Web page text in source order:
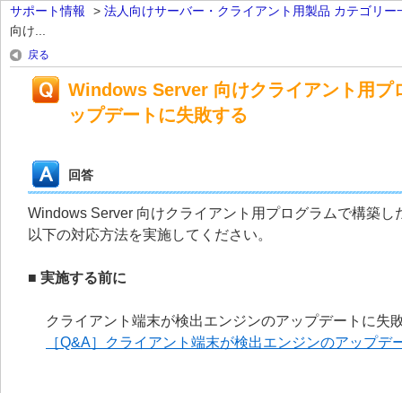
サポート情報 > 法人向けサーバー・クライアント用製品 カテゴリー
向け...
戻る
Windows Server 向けクライアント用プ
ップデートに失敗する
回答
Windows Server 向けクライアント用プログラムで構築
以下の対応方法を実施してください。
■ 実施する前に
クライアント端末が検出エンジンのアップデートに
［Q&A］クライアント端末が検出エンジンのアップデ